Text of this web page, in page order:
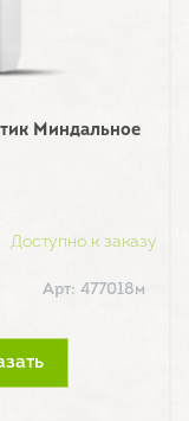
Миндальное
Доступно к заказу
Арт: 477018м